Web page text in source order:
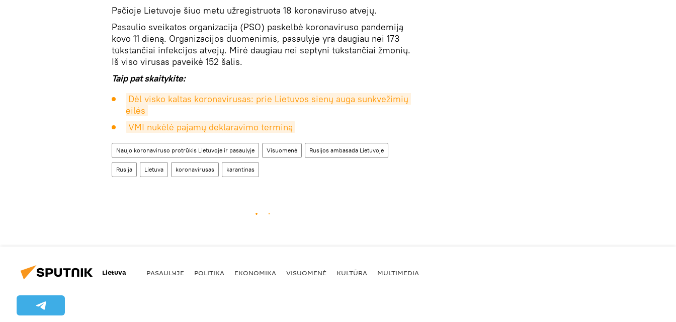
Pačioje Lietuvoje šiuo metu užregistruota 18 koronaviruso atvejų.
Pasaulio sveikatos organizacija (PSO) paskelbė koronaviruso pandemiją
kovo 11 dieną. Organizacijos duomenimis, pasaulyje yra daugiau nei 173
tūkstančiai infekcijos atvejų. Mirė daugiau nei septyni tūkstančiai žmonių.
Iš viso virusas paveikė 152 šalis.
Taip pat skaitykite:
Dėl visko kaltas koronavirusas: prie Lietuvos sienų auga sunkvežimių
eilės
VMI nukėlė pajamų deklaravimo terminą
Naujo koronaviruso protrūkis Lietuvoje ir pasaulyje Visuomenė Rusijos ambasada Lietuvoje
Rusija Lietuva koronavirusas karantinas
Lietuva PASAULYJE POLITIKA EKONOMIKA VISUOMENĖ KULTŪRA MULTIMEDIA